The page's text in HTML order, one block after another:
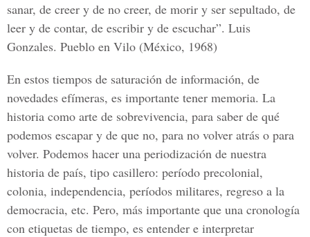
sanar, de creer y de no creer, de morir y ser sepultado, de
leer y de contar, de escribir y de escuchar”. Luis
Gonzales. Pueblo en Vilo (México, 1968)
En estos tiempos de saturación de información, de
novedades efímeras, es importante tener memoria. La
historia como arte de sobrevivencia, para saber de qué
podemos escapar y de que no, para no volver atrás o para
volver. Podemos hacer una periodización de nuestra
historia de país, tipo casillero: período precolonial,
colonia, independencia, períodos militares, regreso a la
democracia, etc. Pero, más importante que una cronología
con etiquetas de tiempo, es entender e interpretar